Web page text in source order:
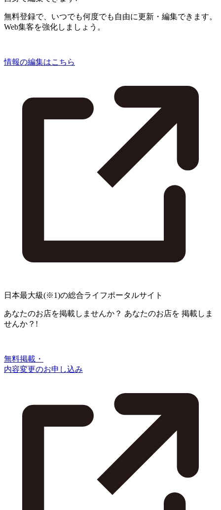
無料登録で、いつでも何度でも自由に更新・編集できます。
Web集客を強化しましょう。
情報の編集はこちら
日本最大級(※1)の総合ライフポータルサイト
あなたのお店を掲載しませんか？ あなたのお店を 掲載しま
せんか？!
無料掲載・
内容変更のお申し込み